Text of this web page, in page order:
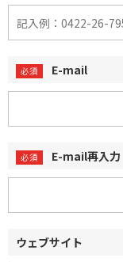
E-mail
E-mail再入力
ウェブサイト